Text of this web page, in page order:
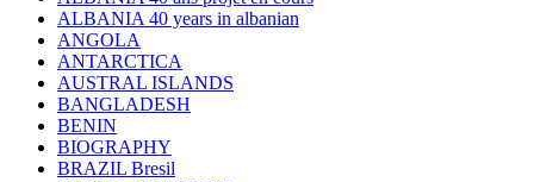
ALBANIA 40 years in albanian
ANGOLA
ANTARCTICA
AUSTRAL ISLANDS
BANGLADESH
BENIN
BIOGRAPHY
BRAZIL Bresil